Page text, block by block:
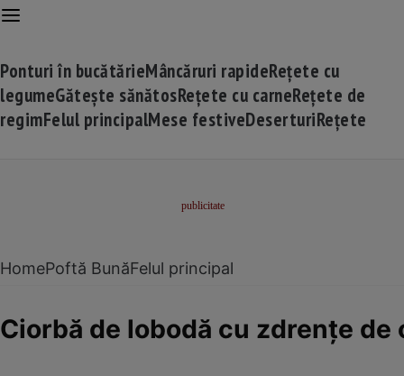
Ponturi în bucătărieMâncăruri rapideRețete cu
legumeGătește sănătosRețete cu carneRețete de
regimFelul principalMese festiveDeserturiRețete
HomePoftă BunăFelul principal
Ciorbă de lobodă cu zdrenţe de